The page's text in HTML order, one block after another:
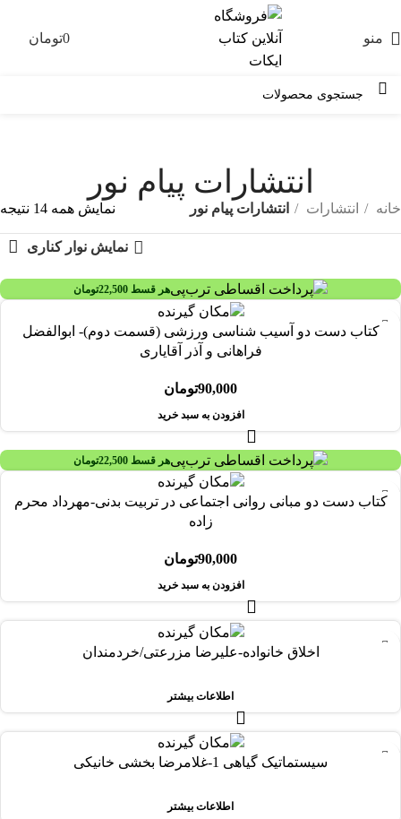
منو 0تومان
انتشارات پیام نور
خانه انتشارات انتشارات پیام نور نمایش همه 14 نتیجه
نمایش نوار کناری
هر قسط 22,500تومان
کتاب دست دو آسیب شناسی ورزشی (قسمت دوم)- ابوالفضل
فراهانی و آذر آقایاری
90,000تومان
افزودن به سبد خرید
هر قسط 22,500تومان
کتاب دست دو مبانی روانی اجتماعی در تربیت بدنی-مهرداد محرم
زاده
90,000تومان
افزودن به سبد خرید
اخلاق خانواده-علیرضا مزرعتی/خردمندان
اطلاعات بیشتر
سیستماتیک گیاهی 1-غلامرضا بخشی خانیکی
اطلاعات بیشتر